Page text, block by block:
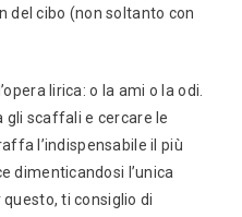
del cibo (non soltanto con
lirica: o la ami o la odi.
gli scaffali e cercare le
l’indispensabile il più
dimenticandosi l’unica
ti consiglio di